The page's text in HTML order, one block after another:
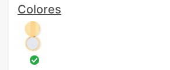
Colores